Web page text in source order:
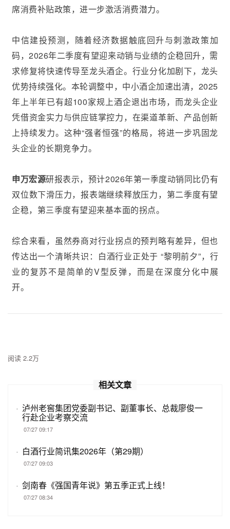
席消费补贴政策，进一步激活消费潜力。
中信建投预测，随着经济数据触底回升与刺激政策加
码，2026年二季度有望迎来动销与业绩的企稳回升，需
求修复将快速传导至龙头酒企。行业分化加剧下，龙头
优势持续强化。本轮调整中，中小酒企加速出清，2025
年上半年已有超100家规上酒企退出市场，而龙头企业
凭借资金实力与供应链掌控力，在渠道革新、产品创新
上持续发力。这种“强者恒强”的格局，将进一步巩固龙
头企业的长期竞争力。
申万宏源研报表示，预计2026年第一季度动销同比仍有
双位数下滑压力，报表端继续释放压力，第二季度有望
企稳，第三季度有望迎来基本面的拐点。
综合来看，虽然券商对行业拐点的预判略有差异，但也
传达出一个清晰共识：白酒行业正处于 “黎明前夕”，行
业的复苏不是简单的V型反弹，而是在深度分化中展
开。
阅读 2.2万
相关文章
· 泸州老窖集团党委副书记、副董事长、总裁廖俊一
行赴企业考察交流
07/27 09:17
· 白酒行业简讯集2026年（第29期）
07/27 09:03
· 剑南春《强国青年说》第五季正式上线！
07/27 08:34